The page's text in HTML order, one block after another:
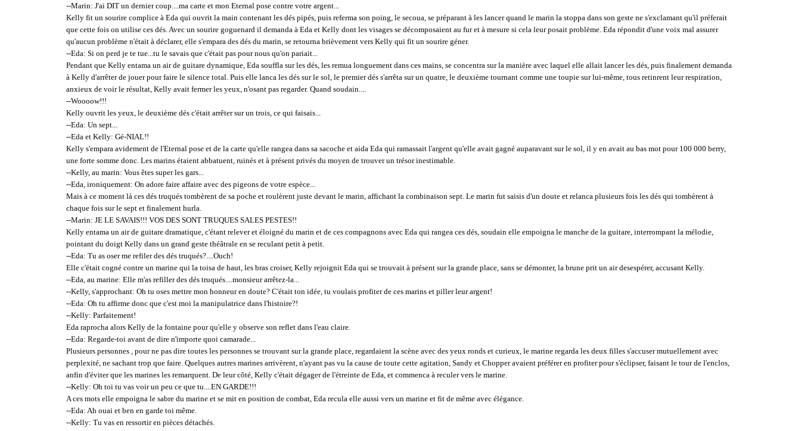
--Marin: J'ai DIT un dernier coup....ma carte et mon Eternal pose contre votre argent...
Kelly fit un sourire complice à Eda qui ouvrit la main contenant les dés pipés, puis referma son poing, le secoua, se préparant à les lancer quand le marin la stoppa dans son geste ne s'exclamant qu'il préferait
que cette fois on utilise ces dés. Avec un sourire goguenard il demanda à Eda et Kelly dont les visages se décomposaient au fur et à mesure si cela leur posait problème. Eda répondit d'une voix mal assurer
qu'aucun problème n'était à déclarer, elle s'empara des dés du marin, se retourna brièvement vers Kelly qui fit un sourire géner.
--Eda: Si on perd je te tue...tu le savais que c'était pas pour nous qu'on pariait...
Pendant que Kelly entama un air de guitare dynamique, Eda souffla sur les dés, les remua longuement dans ces mains, se concentra sur la manière avec laquel elle allait lancer les dés, puis finalement demanda
à Kelly d'arrêter de jouer pour faire le silence total. Puis elle lanca les dés sur le sol, le premier dés s'arrêta sur un quatre, le deuxième tournant comme une toupie sur lui-même, tous retinrent leur respiration,
anxieux de voir le résultat, Kelly avait fermer les yeux, n'osant pas regarder. Quand soudain....
--Woooow!!!
Kelly ouvrit les yeux, le deuxième dés c'était arrêter sur un trois, ce qui faisais...
--Eda: Un sept...
--Eda et Kelly: Gé-NIAL!!
Kelly s'empara avidement de l'Eternal pose et de la carte qu'elle rangea dans sa sacoche et aida Eda qui ramassait l'argent qu'elle avait gagné auparavant sur le sol, il y en avait au bas mot pour 100 000 berry,
une forte somme donc. Les marins étaient abbatuent, ruinés et à présent privés du moyen de trouver un trésor inestimable.
--Kelly, au marin: Vous êtes super les gars...
--Eda, ironiquement: On adore faire affaire avec des pigeons de votre espèce...
Mais à ce moment là ces dés truqués tombèrent de sa poche et roulèrent juste devant le marin, affichant la combinaison sept. Le marin fut saisis d'un doute et relanca plusieurs fois les dés qui tombèrent à
chaque fois sur le sept et finalement hurla.
--Marin: JE LE SAVAIS!!! VOS DES SONT TRUQUES SALES PESTES!!
Kelly entama un air de guitare dramatique, c'étant relever et éloigné du marin et de ces compagnons avec Eda qui rangea ces dés, soudain elle empoigna le manche de la guitare, interrompant la mélodie,
pointant du doigt Kelly dans un grand geste théâtrale en se reculant petit à petit.
--Eda: Tu as oser me refiler des dés truqués?....Ouch!
Elle c'était cogné contre un marine qui la toisa de haut, les bras croiser, Kelly rejoignit Eda qui se trouvait à présent sur la grande place, sans se démonter, la brune prit un air desespérer, accusant Kelly.
--Eda, au marine: Elle m'as refiller des dés truqués....monsieur arrêtez-la...
--Kelly, s'approchant: Oh tu oses mettre mon honneur en doute? C'était ton idée, tu voulais profiter de ces marins et piller leur argent!
--Eda: Oh tu affirme donc que c'est moi la manipulatrice dans l'histoire?!
--Kelly: Parfaitement!
Eda raprocha alors Kelly de la fontaine pour qu'elle y observe son reflet dans l'eau claire.
--Eda: Regarde-toi avant de dire n'importe quoi camarade...
Plusieurs personnes , pour ne pas dire toutes les personnes se trouvant sur la grande place, regardaient la scène avec des yeux ronds et curieux, le marine regarda les deux filles s'accuser mutuellement avec
perplexité, ne sachant trop que faire. Quelques autres marines arrivèrent, n'ayant pas vu la cause de toute cette agitation, Sandy et Chopper avaient préférer en profiter pour s'éclipser, faisant le tour de l'enclos,
anfin d'éviter que les marines les remarquent. De leur côté, Kelly c'était dégager de l'étreinte de Eda, et commenca à reculer vers le marine.
--Kelly: Oh toi tu vas voir un peu ce que tu....EN GARDE!!!
A ces mots elle empoigna le sabre du marine et se mit en position de combat, Eda recula elle aussi vers un marine et fit de même avec élégance.
--Eda: Ah ouai et ben en garde toi même.
--Kelly: Tu vas en ressortir en pièces détachés.